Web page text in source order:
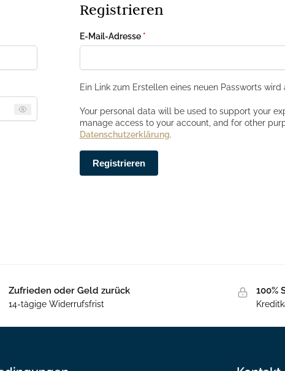
Registrieren
E-Mail-Adresse *
Ein Link zum Erstellen eines neuen Passworts
Your personal data will be used to support your
manage access to your account, and for other
Datenschutzerklärung.
Registrieren
Zufrieden oder Geld zurück
14-tägige Widerrufsfrist
100%